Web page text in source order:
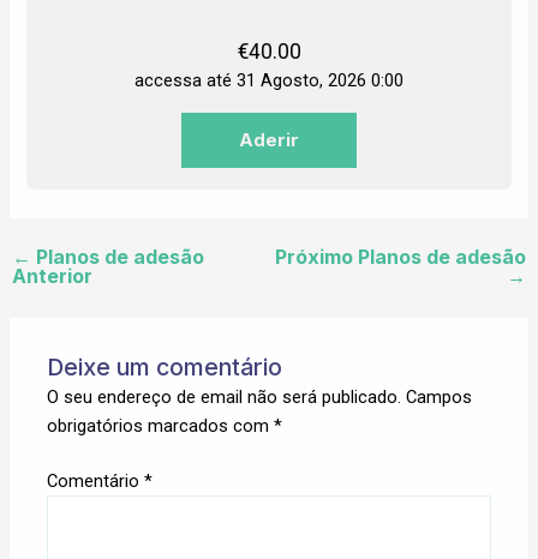
€40.00
accessa até 31 Agosto, 2026 0:00
Aderir
← Planos de adesão
Anterior
Próximo Planos de adesão
→
Deixe um comentário
O seu endereço de email não será publicado. Campos
obrigatórios marcados com*
Comentário*